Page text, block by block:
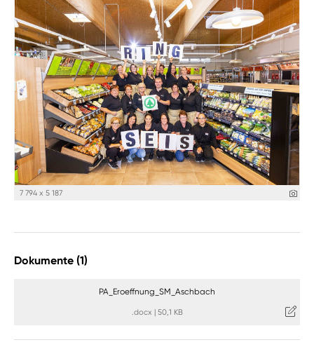
7 794 x 5 187
Dokumente (1)
PA_Eroeffnung_SM_Aschbach
.docx | 50,1 KB